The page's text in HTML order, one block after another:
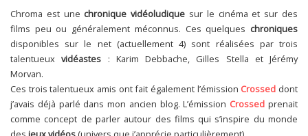
Chroma est une chronique vidéoludique sur le cinéma et sur des
films peu ou généralement méconnus. Ces quelques chroniques
disponibles sur le net (actuellement 4) sont réalisées par trois
talentueuxvidéastes : Karim Debbache, Gilles Stella et Jérémy
Morvan.
Ces trois talentueux amis ont fait également l’émission Crossed dont
j’avais déjà parlé dans mon ancien blog. L’émission Crossed prenait
comme concept de parler autour des films qui s’inspire du monde